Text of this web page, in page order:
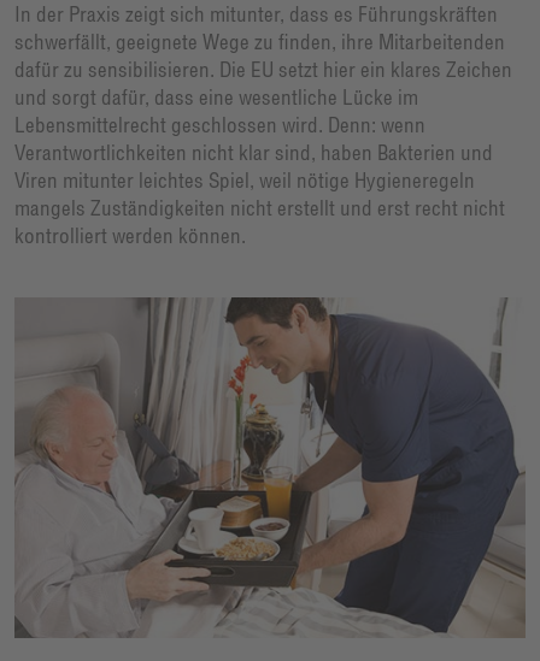
In der Praxis zeigt sich mitunter, dass es Führungskräften
schwerfällt, geeignete Wege zu finden, ihre Mitarbeitenden
dafür zu sensibilisieren. Die EU setzt hier ein klares Zeichen
und sorgt dafür, dass eine wesentliche Lücke im
Lebensmittelrecht geschlossen wird. Denn: wenn
Verantwortlichkeiten nicht klar sind, haben Bakterien und
Viren mitunter leichtes Spiel, weil nötige Hygieneregeln
mangels Zuständigkeiten nicht erstellt und erst recht nicht
kontrolliert werden können.